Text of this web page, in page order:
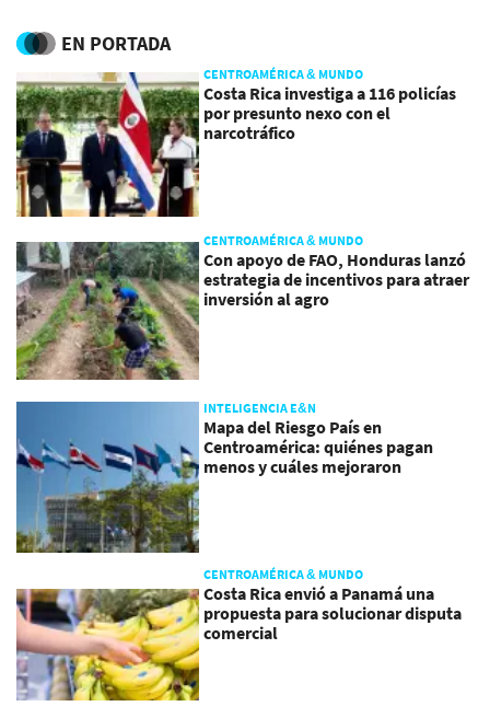
EN PORTADA
CENTROAMÉRICA & MUNDO
Costa Rica investiga a 116 policías
por presunto nexo con el
narcotráfico
CENTROAMÉRICA & MUNDO
Con apoyo de FAO, Honduras lanzó
estrategia de incentivos para atraer
inversión al agro
INTELIGENCIA E&N
Mapa del Riesgo País en
Centroamérica: quiénes pagan
menos y cuáles mejoraron
CENTROAMÉRICA & MUNDO
Costa Rica envió a Panamá una
propuesta para solucionar disputa
comercial